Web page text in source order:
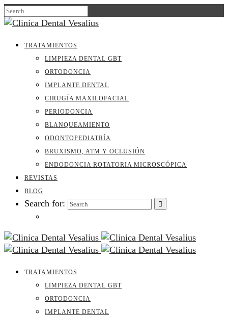
TRATAMIENTOS
LIMPIEZA DENTAL GBT
ORTODONCIA
IMPLANTE DENTAL
CIRUGÍA MAXILOFACIAL
PERIODONCIA
BLANQUEAMIENTO
ODONTOPEDIATRÍA
BRUXISMO, ATM Y OCLUSIÓN
ENDODONCIA ROTATORIA MICROSCÓPICA
REVISTAS
BLOG
Search for:
TRATAMIENTOS
LIMPIEZA DENTAL GBT
ORTODONCIA
IMPLANTE DENTAL